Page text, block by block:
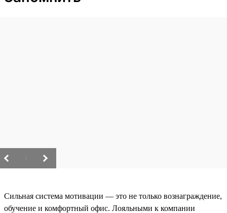
Сильная система мотивации — это не только вознаграждение,
обучение и комфортный офис. Лояльными к компании